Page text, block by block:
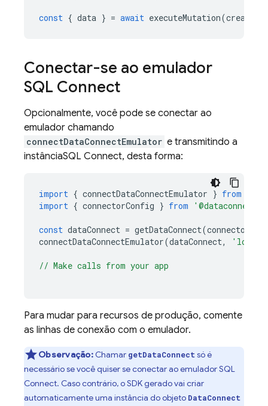
const { data } = await executeMutation(
Conectar-se ao emulador
SQL Connect
Opcionalmente, você pode se conectar ao
emulador chamando
connectDataConnectEmulator e transmitindo a
instânciaSQL Connect, desta forma:
import { connectDataConnectEmulator } from
import { connectorConfig } from '@dataconnect/
const dataConnect = getDataConnect(
connectDataConnectEmulator(dataConnect,
// Make calls from your app
Para mudar para recursos de produção, comente
as linhas de conexão com o emulador.
Observação:Chamar getDataConnectsó é
necessário se você quiser se conectar ao emuladorSQL
Connect. Caso contrário, o SDK gerado vai criar
automaticamente uma instância do objeto DataConnect